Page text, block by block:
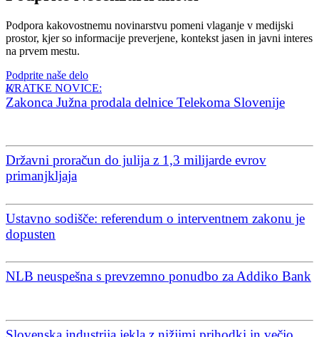
Podpora kakovostnemu novinarstvu pomeni vlaganje v medijski
prostor, kjer so informacije preverjene, kontekst jasen in javni interes
na prvem mestu.
Podprite naše delo
KRATKE NOVICE:
Zakonca Južna prodala delnice Telekoma Slovenije
Državni proračun do julija z 1,3 milijarde evrov
primanjkljaja
Ustavno sodišče: referendum o interventnem zakonu je
dopusten
NLB neuspešna s prevzemno ponudbo za Addiko Bank